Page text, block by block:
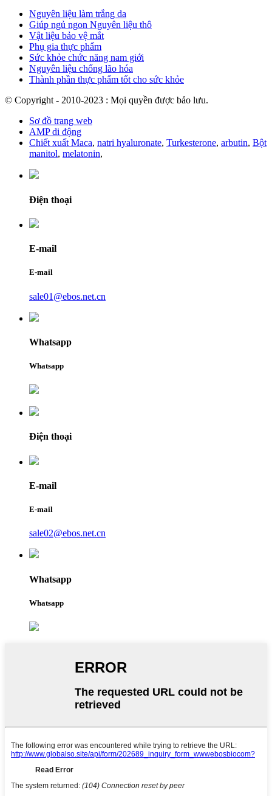
Nguyên liệu làm trắng da
Giúp ngủ ngon Nguyên liệu thô
Vật liệu bảo vệ mắt
Phụ gia thực phẩm
Sức khỏe chức năng nam giới
Nguyên liệu chống lão hóa
Thành phần thực phẩm tốt cho sức khỏe
© Copyright - 2010-2023 : Mọi quyền được bảo lưu.
Sơ đồ trang web
AMP di động
Chiết xuất Maca, natri hyaluronate, Turkesterone, arbutin, Bột
manitol, melatonin,
Điện thoại
E-mail
E-mail
sale01@ebos.net.cn
Whatsapp
Whatsapp
Điện thoại
E-mail
E-mail
sale02@ebos.net.cn
Whatsapp
Whatsapp